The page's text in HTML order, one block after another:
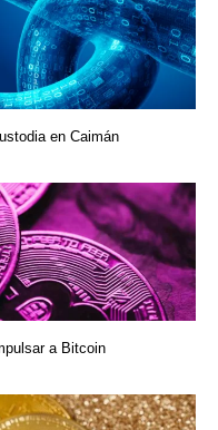
en Caimán
a Bitcoin